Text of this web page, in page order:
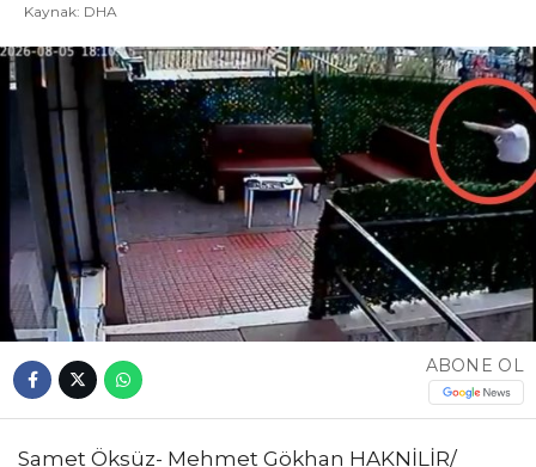
Kaynak: DHA
ABONE OL
Samet Öksüz- Mehmet Gökhan HAKNİLİR/